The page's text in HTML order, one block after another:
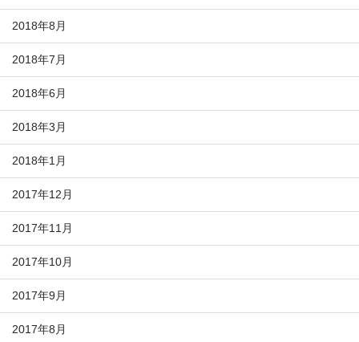
2018年8月
2018年7月
2018年6月
2018年3月
2018年1月
2017年12月
2017年11月
2017年10月
2017年9月
2017年8月